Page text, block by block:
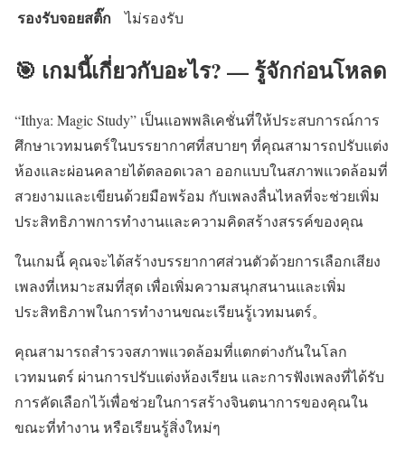
รองรับจอยสติ๊ก ไม่รองรับ
🎯 เกมนี้เกี่ยวกับอะไร? — รู้จักก่อนโหลด
“Ithya: Magic Study” เป็นแอพพลิเคชั่นที่ให้ประสบการณ์การ
ศึกษาเวทมนตร์ในบรรยากาศที่สบายๆ ที่คุณสามารถปรับแต่ง
ห้องและผ่อนคลายได้ตลอดเวลา ออกแบบในสภาพแวดล้อมที่
สวยงามและเขียนด้วยมือพร้อม กับเพลงลื่นไหลที่จะช่วยเพิ่ม
ประสิทธิภาพการทำงานและความคิดสร้างสรรค์ของคุณ
ในเกมนี้ คุณจะได้สร้างบรรยากาศส่วนตัวด้วยการเลือกเสียง
เพลงที่เหมาะสมที่สุด เพื่อเพิ่มความสนุกสนานและเพิ่ม
ประสิทธิภาพในการทำงานขณะเรียนรู้เวทมนตร์。
คุณสามารถสำรวจสภาพแวดล้อมที่แตกต่างกันในโลก
เวทมนตร์ ผ่านการปรับแต่งห้องเรียน และการฟังเพลงที่ได้รับ
การคัดเลือกไว้เพื่อช่วยในการสร้างจินตนาการของคุณใน
ขณะที่ทำงาน หรือเรียนรู้สิ่งใหม่ๆ